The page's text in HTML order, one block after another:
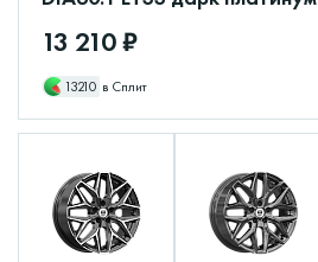
13 210 ₽
13210 в Сплит